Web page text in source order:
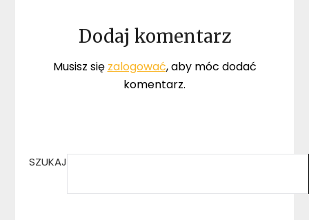
Dodaj komentarz
Musisz się zalogować, aby móc dodać
komentarz.
SZUKAJ